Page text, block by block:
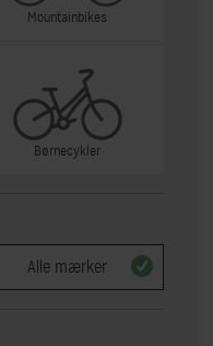
Mountainbikes
Børnecykler
Alle mærker